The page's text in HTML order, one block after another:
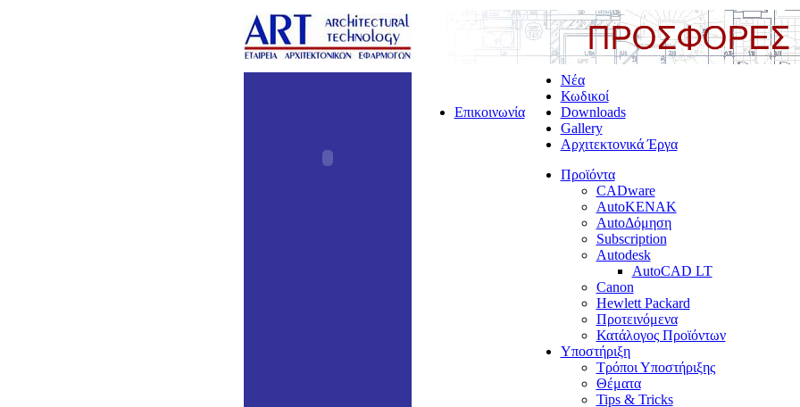
Επικοινωνία
Νέα
Κωδικοί
Downloads
Gallery
Αρχιτεκτονικά Έργα
Προϊόντα
CADware
AutoKENAK
AutoΔόμηση
Subscription
Autodesk
AutoCAD LT
Canon
Hewlett Packard
Προτεινόμενα
Κατάλογος Προϊόντων
Υποστήριξη
Τρόποι Υποστήριξης
Θέματα
Tips & Tricks